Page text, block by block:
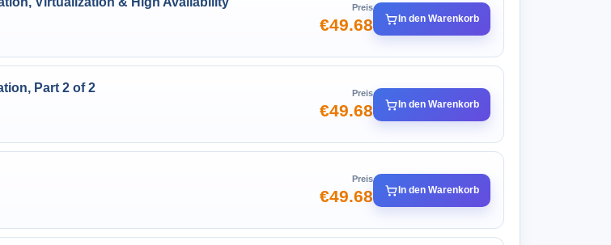
Preis
€49.68 In den Warenkorb
Part 2 of 2 Preis
€49.68 In den Warenkorb
Preis
€49.68 In den Warenkorb